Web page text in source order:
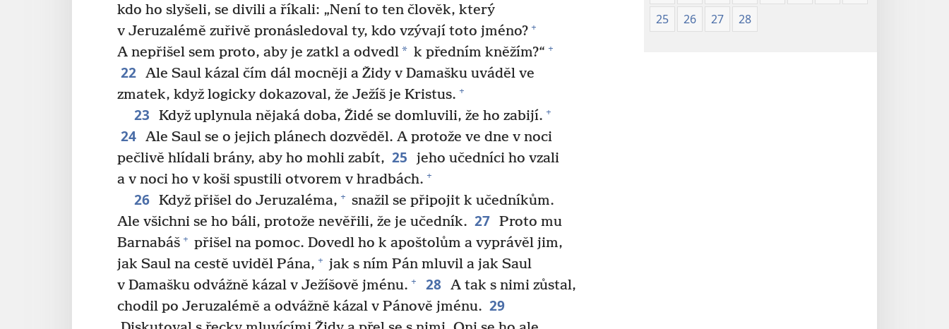
kdo ho slyšeli, se divili a říkali: „Není to ten člověk, který
v Jeruzalémě zuřivě pronásledoval ty, kdo vzývají toto jméno? +
A nepřišel sem proto, aby je zatkl a odvedl* k předním kněžím?“ +
22 Ale Saul kázal čím dál mocněji a Židy v Damašku uváděl ve
zmatek, když logicky dokazoval, že Ježíš je Kristus. +
23 Když uplynula nějaká doba, Židé se domluvili, že ho zabijí. +
24 Ale Saul se o jejich plánech dozvěděl. A protože ve dne v noci
pečlivě hlídali brány, aby ho mohli zabít, 25
jeho učedníci ho vzali
a v noci ho v koši spustili otvorem v hradbách. +
26 Když přišel do Jeruzaléma, + snažil se připojit k učedníkům.
Ale všichni se ho báli, protože nevěřili, že je učedník. 27 Proto mu
Barnabáš + přišel na pomoc. Dovedl ho k apoštolům a vyprávěl jim,
jak Saul na cestě uviděl Pána, + jak s ním Pán mluvil a jak Saul
v Damašku odvážně kázal v Ježíšově jménu. + 28 A tak s nimi zůstal,
chodil po Jeruzalémě a odvážně kázal v Pánově jménu. 29
25
26 27 28